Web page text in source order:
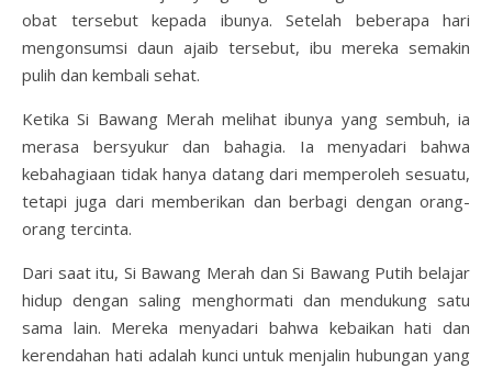
obat tersebut kepada ibunya. Setelah beberapa hari
mengonsumsi daun ajaib tersebut, ibu mereka semakin
pulih dan kembali sehat.
Ketika Si Bawang Merah melihat ibunya yang sembuh, ia
merasa bersyukur dan bahagia. Ia menyadari bahwa
kebahagiaan tidak hanya datang dari memperoleh sesuatu,
tetapi juga dari memberikan dan berbagi dengan orang-
orang tercinta.
Dari saat itu, Si Bawang Merah dan Si Bawang Putih belajar
hidup dengan saling menghormati dan mendukung satu
sama lain. Mereka menyadari bahwa kebaikan hati dan
kerendahan hati adalah kunci untuk menjalin hubungan yang